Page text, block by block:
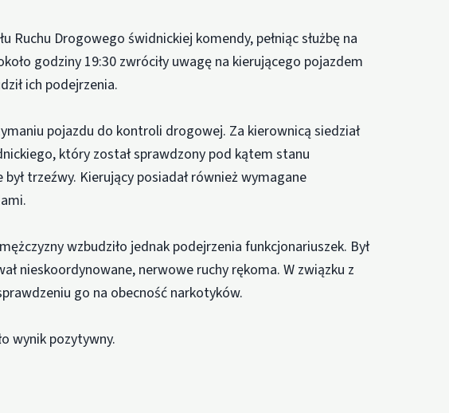
Ruchu Drogowego świdnickiej komendy, pełniąc służbę na
godziny 19:30 zwróciły uwagę na kierującego pojazdem
ich podejrzenia.
pojazdu do kontroli drogowej. Za kierownicą siedział
który został sprawdzony pod kątem stanu
trzeźwy. Kierujący posiadał również wymagane
wzbudziło jednak podejrzenia funkcjonariuszek. Był
nieskoordynowane, nerwowe ruchy rękoma. W związku z
go na obecność narkotyków.
wynik pozytywny.